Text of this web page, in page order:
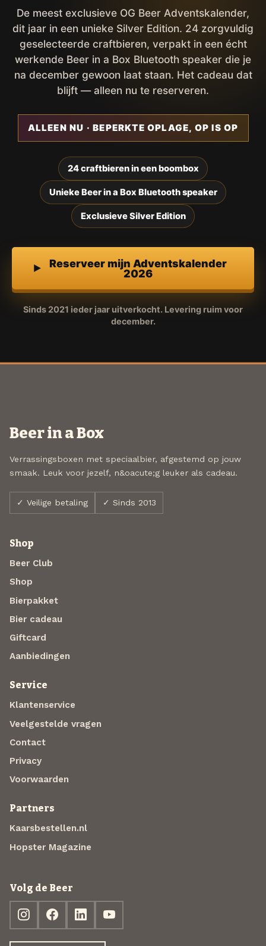
De meest exclusieve OG Beer Adventskalender,
dit jaar in een unieke Silver Edition. 24 zorgvuldig
geselecteerde craftbieren, verpakt in een écht
werkende Beer in a Box Bluetooth speaker die je
na december gewoon laat staan. Het cadeau dat
blijft — alleen nu te reserveren.
ALLEEN NU · BEPERKTE OPLAGE, OP IS OP
24 craftbieren in een boombox
Unieke Beer in a Box Bluetooth speaker
Exclusieve Silver Edition
Reserveer mijn Adventskalender
2026
Sinds 2021 ieder jaar uitverkocht. Levering ruim voor
december.
Beer in a Box
Verrassingsboxen met speciaalbier, afgestemd op jouw
smaak. Leuk voor jezelf, n&oacute;g leuker als cadeau.
✓ Veilige betaling ✓ Sinds 2013
Shop
Beer Club
Shop
Bierpakket
Bier cadeau
Giftcard
Aanbiedingen
Service
Klantenservice
Veelgestelde vragen
Contact
Privacy
Voorwaarden
Partners
Kaarsbestellen.nl
Hopster Magazine
Volg de Beer